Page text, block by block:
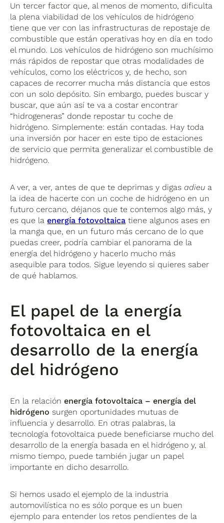
Un tercer factor que, al menos de momento, dificulta
la plena viabilidad de los vehículos de hidrógeno
tiene que ver con las infrastructuras de repostaje de
combustible que están operativas hoy en día en todo
el mundo. Los vehículos de hidrógeno son muchísimo
más rápidos de repostar que otras modalidades de
vehículos, como los eléctricos y, de hecho, son
capaces de recorrer mucha más distancia que estos
con un solo depósito. Sin embargo, puedes buscar y
buscar, que aún así te va a costar encontrar
“hidrogeneras” donde repostar tu coche de
hidrógeno. Simplemente: están contadas. Hay toda
una inversión por hacer en este tipo de estaciones
de servicio que permita generalizar el combustible de
hidrógeno.
A ver, a ver, antes de que te deprimas y digasadieu a
la idea de hacerte con un coche de hidrógeno en un
futuro cercano, déjanos que te contemos algo más, y
es que laenergía fotovoltaica tiene algunos ases en
la manga que, en un futuro más cercano de lo que
puedas creer, podría cambiar el panorama de la
energía del hidrógeno y hacerlo mucho más
asequible para todos. Sigue leyendo si quieres saber
de qué hablamos.
El papel de la energía
fotovoltaica en el
desarrollo de la energía
del hidrógeno
En la relaciónenergía fotovoltaica – energía del
hidrógeno surgen oportunidades mutuas de
influencia y desarrollo. En otras palabras, la
tecnología fotovoltaica puede beneficiarse mucho del
desarrollo de la energía basada en el hidrógeno y, al
mismo tiempo, puede también jugar un papel
importante en dicho desarrollo.
Si hemos usado el ejemplo de la industria
automovilística no es sólo porque es un buen
ejemplo para entender los retos pendientes de la